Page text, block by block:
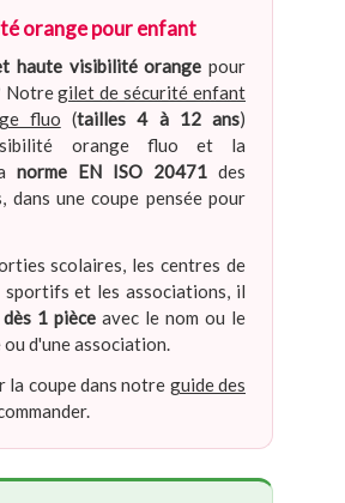
orange pour enfant
haute visibilité orange pour
Notregilet de sécurité enfant
fluo (tailles 4 à 12 ans)
orange fluo et la
norme EN ISO 20471 des
dans une coupe pensée pour
scolaires, les centres de
sportifs et les associations, il
1 pièce avec le nom ou le
d'une association.
la coupe dans notre guide des